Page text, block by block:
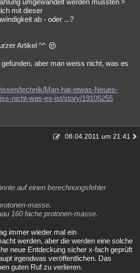
umgewandelt werden müssten >
mit dieser
ab - oder ...?
Artikel ^^
aber man weiss nicht, was es
technik/Man-hat-etwas-Neues-
nicht-was-es-ist/story/19105255
08.04.2011 um 21:41
auf einen berechnungsfehler
masse.
160 fache protonen-masse.
immer wieder mal ein
werden, aber die werden eine solche
neue Entdeckung sicher x-fach geprüft
irgendwas veröffentlichen. Das
guten Ruf zu verlieren.